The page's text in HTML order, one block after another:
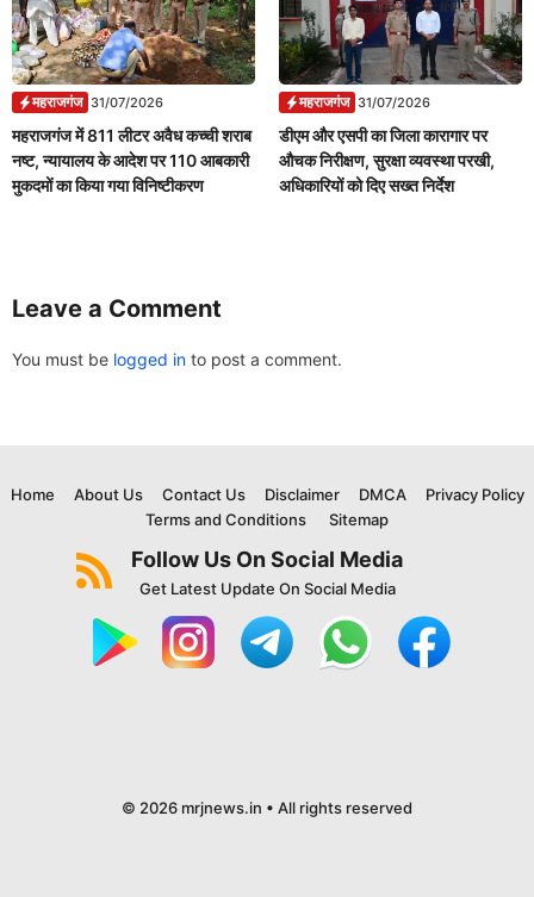
महराजगंज 31/07/2026
महराजगंज में 811 लीटर अवैध कच्ची शराब
नष्ट, न्यायालय के आदेश पर 110 आबकारी
मुकदमों का किया गया विनिष्टीकरण
महराजगंज 31/07/2026
डीएम और एसपी का जिला कारागार पर
औचक निरीक्षण, सुरक्षा व्यवस्था परखी,
अधिकारियों को दिए सख्त निर्देश
Leave a Comment
You must be logged in to post a comment.
Home About Us Contact Us Disclaimer DMCA
Privacy Policy
Terms and Conditions
Sitemap
Follow Us On Social Media
Get Latest Update On Social Media
© 2026 mrjnews.in • All rights reserved